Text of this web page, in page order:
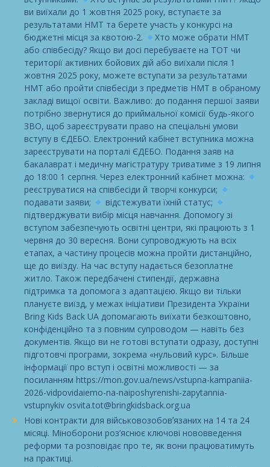
ви виїхали до 1 жовтня 2025 року, вступаєте за
результатами НМТ та берете участь у конкурсі на
бюджетні місця за квотою-2.
Хто може обрати НМТ
або співбесіду? Якщо ви досі перебуваєте на ТОТ чи
території активних бойових дій або виїхали після 1
жовтня 2025 року, можете вступати за результатами
НМТ або пройти співбесіди з предметів НМТ в обраному
закладі вищої освіти. Важливо: до подання першої заяви
потрібно звернутися до приймальної комісії будь-якого
ЗВО, щоб зареєструвати право на спеціальні умови
вступу в ЄДЕБО. Електронний кабінет вступника можна
зареєструвати на порталі ЄДЕБО. Подання заяв на
бакалаврат і медичну магістратуру триватиме з 19 липня
до 18:00 1 серпня. Через електронний кабінет можна:
реєструватися на співбесіди й творчі конкурси;
подавати заяви;
відстежувати їхній статус;
підтверджувати вибір місця навчання. Допомогу зі
вступом забезпечують освітні центри, які працюють з 1
червня до 30 вересня. Вони супроводжують на всіх
етапах, а частину процесів можна пройти дистанційно,
ще до виїзду. На час вступу надається безоплатне
житло. Також передбачені стипендії, державна
підтримка та допомога з адаптацією. Якщо ви тільки
плануєте виїзд, у межах ініціативи Президента України
Bring Kids Back UA допомагають виїхати безкоштовно,
конфіденційно та з повним супроводом — навіть без
документів. Якщо ви не готові вступати одразу, доступні
підготовчі програми, зокрема «нульовий курс». Більше
інформації про вступ і освітні можливості — за
посиланням https://mon.gov.ua/news/vstupna-kampaniia-
2026-vidpovidaiemo-na-naiposhyrenishi-zapytannia-
vstupnykiv osvita.tot@bringkidsback.org.ua
Нові контракти для військовозобовʼязаних на 14 та 24
місяці. Міноборони роз’яснює ключові нововведення
реформи та розповідає про те, як вони працюватимуть
на практиці.